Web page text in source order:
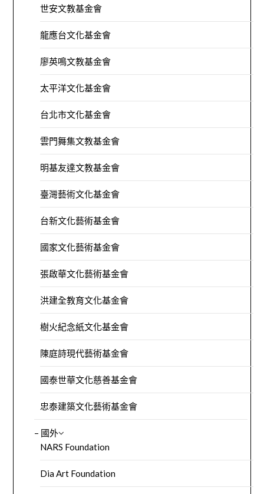
世安文教基金會
龍應台文化基金會
廖英鳴文教基金會
太平洋文化基金會
台北市文化基金會
雲門舞集文教基金會
明基友達文教基金會
臺灣藝術文化基金會
台新文化藝術基金會
國家文化藝術基金會
張啟華文化藝術基金會
洪建全教育文化基金會
樹火紀念紙文化基金會
陳庭詩現代藝術基金會
國泰世華文化慈善基金會
忠泰建築文化藝術基金會
– 國外
NARS Foundation
Dia Art Foundation